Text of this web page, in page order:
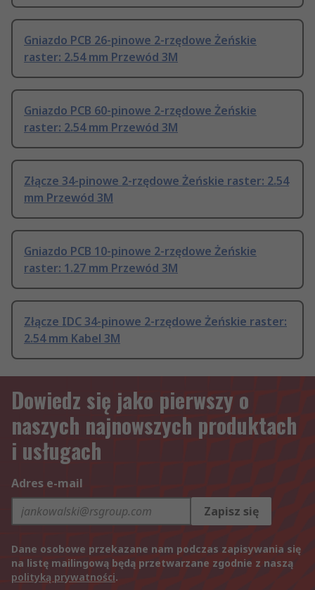
Gniazdo PCB 26-pinowe 2-rzędowe Żeńskie
raster: 2.54 mm Przewód 3M
Gniazdo PCB 60-pinowe 2-rzędowe Żeńskie
raster: 2.54 mm Przewód 3M
Złącze 34-pinowe 2-rzędowe Żeńskie raster: 2.54
mm Przewód 3M
Gniazdo PCB 10-pinowe 2-rzędowe Żeńskie
raster: 1.27 mm Przewód 3M
Złącze IDC 34-pinowe 2-rzędowe Żeńskie raster:
2.54 mm Kabel 3M
Dowiedz się jako pierwszy o
naszych najnowszych produktach
i usługach
Adres e-mail
Zapisz się
Dane osobowe przekazane nam podczas zapisywania się
na listę mailingową będą przetwarzane zgodnie z naszą
polityką prywatności.